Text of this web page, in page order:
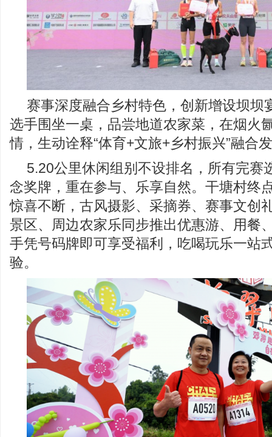
赛事深度融合乡村特色，创新增设坝坝
选手围坐一桌，品尝地道农家菜，在烟火
情，生动诠释“体育+文旅+乡村振兴”融合
5.20公里休闲组别不设排名，所有完赛
念奖牌，重在参与、乐享自然。干塘村终
惊喜不断，古风摄影、采摘券、赛事文创
景区、周边农家乐同步推出优惠游、用餐
手凭号码牌即可享受福利，吃喝玩乐一站
验。